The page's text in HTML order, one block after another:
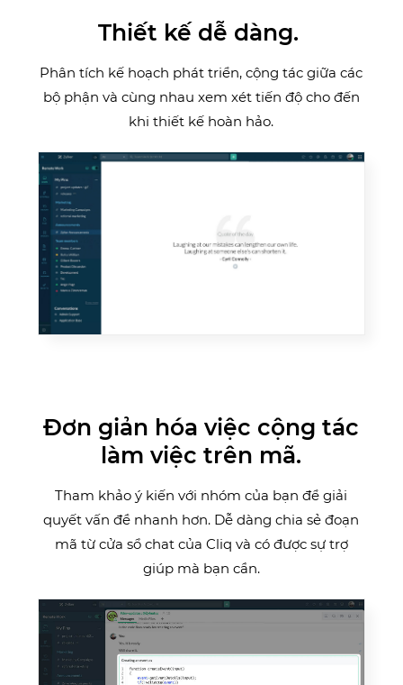
Thiết kế dễ dàng. ​
Phân tích kế hoạch phát triển, cộng tác giữa các
bộ phận và cùng nhau xem xét tiến độ cho đến
khi thiết kế hoàn hảo.
Đơn giản hóa việc cộng tác
làm việc trên mã.
Tham khảo ý kiến với nhóm của bạn để giải
quyết vấn đề nhanh hơn. Dễ dàng chia sẻ đoạn
mã từ cửa sổ chat của Cliq và có được sự trợ
giúp mà bạn cần.